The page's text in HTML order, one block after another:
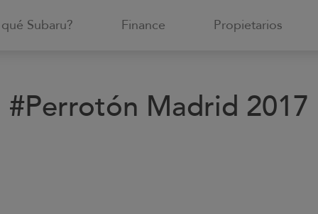
Subaru? Finance Propietarios
#Perrotón Madrid 2017